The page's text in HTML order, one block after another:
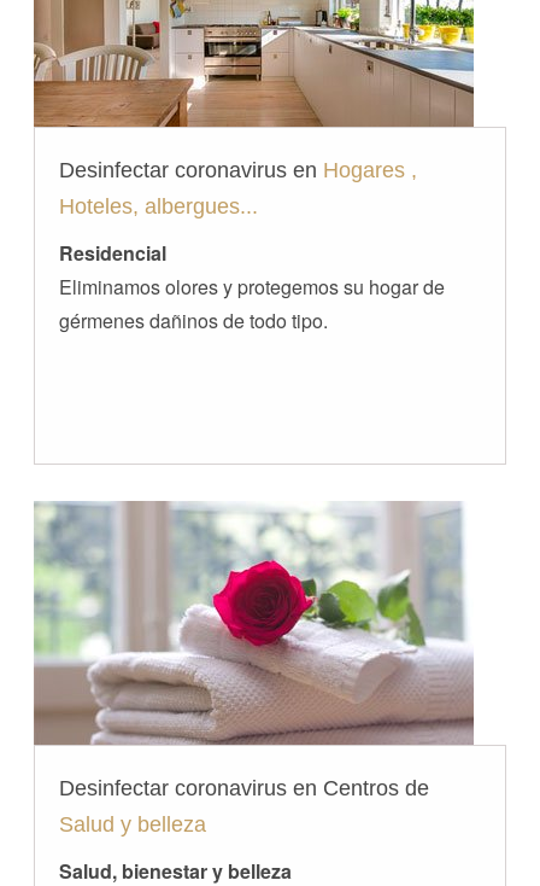
Desinfectar coronavirus en Hogares ,
Hoteles, albergues...
Residencial
Eliminamos olores y protegemos su hogar de
gérmenes dañinos de todo tipo.
Desinfectar coronavirus en Centros de
Salud y belleza
Salud, bienestar y belleza